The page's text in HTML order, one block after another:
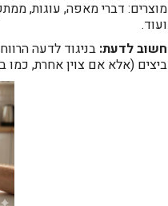
מוצרים: דברי מאפה, עוגות,
ועוד.
חשוב לדעת: בניגוד לדעה
ביצים (אלא אם צוין אחרת, כמו